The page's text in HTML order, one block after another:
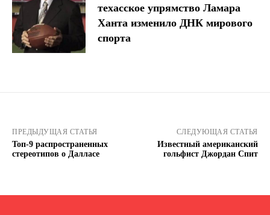
техасское упрямство Ламара
Ханта изменило ДНК мирового
спорта
ПРЕДЫДУЩАЯ СТАТЬЯ
Топ-9 распространенных
стереотипов о Далласе
СЛЕДУЮЩАЯ СТАТЬЯ
Известный американский
гольфист Джордан Спит